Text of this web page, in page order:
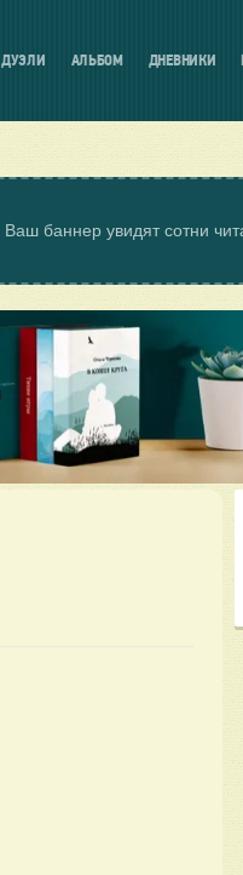
ДУЭЛИ АЛЬБОМ ДНЕВНИКИ
Ваш баннер увидят сотни